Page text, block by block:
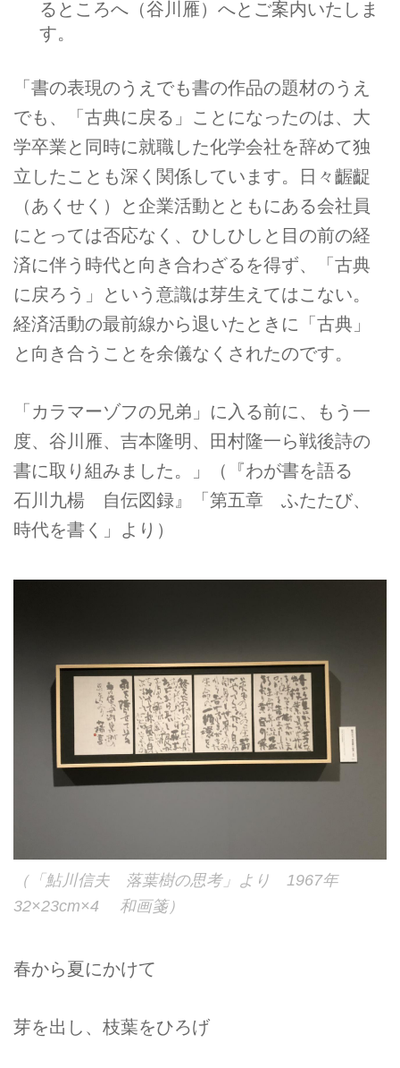
るところへ（谷川雁）へとご案内いたしま
す。
「書の表現のうえでも書の作品の題材のうえ
でも、「古典に戻る」ことになったのは、大
学卒業と同時に就職した化学会社を辞めて独
立したことも深く関係しています。日々齷齪
（あくせく）と企業活動とともにある会社員
にとっては否応なく、ひしひしと目の前の経
済に伴う時代と向き合わざるを得ず、「古典
に戻ろう」という意識は芽生えてはこない。
経済活動の最前線から退いたときに「古典」
と向き合うことを余儀なくされたのです。
「カラマーゾフの兄弟」に入る前に、もう一
度、谷川雁、吉本隆明、田村隆一ら戦後詩の
書に取り組みました。」（『わが書を語る
石川九楊 自伝図録』「第五章 ふたたび、
時代を書く」より）
（「鮎川信夫 落葉樹の思考」より 1967年
32×23cm×4 和画箋）
春から夏にかけて
芽を出し、枝葉をひろげ